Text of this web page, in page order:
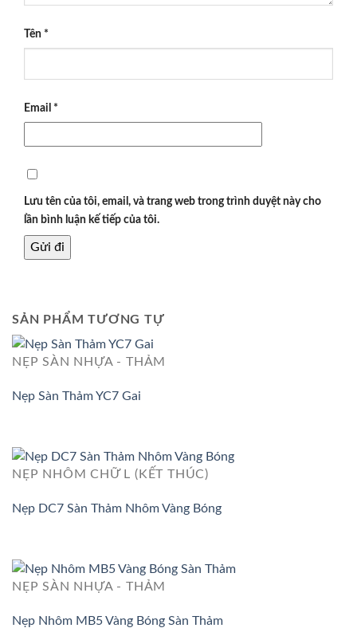
Tên *
Email *
Lưu tên của tôi, email, và trang web trong trình duyệt này cho
lần bình luận kế tiếp của tôi.
SẢN PHẨM TƯƠNG TỰ
NẸP SÀN NHỰA - THẢM
Nẹp Sàn Thảm YC7 Gai
NẸP NHÔM CHỮ L (KẾT THÚC)
Nẹp DC7 Sàn Thảm Nhôm Vàng Bóng
NẸP SÀN NHỰA - THẢM
Nẹp Nhôm MB5 Vàng Bóng Sàn Thảm